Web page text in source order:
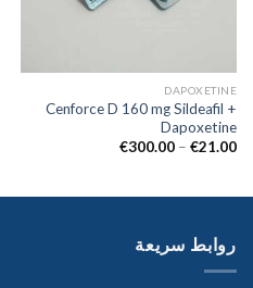
DAPOXETINE
Cenforce D 160 mg Sildeafil +
Dapoxetine
€21.00
–
€300.00
روابط سريعة